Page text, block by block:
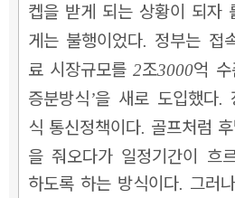
켑을 받게 되는 상황이 되자
게는 불행이었다. 정부는 접
료 시장규모를2조3000억
증분방식’을 새로 도입했다.
식 통신정책이다. 골프처럼
을 줘오다가 일정기간이 흐
하도록 하는 방식이다. 그러